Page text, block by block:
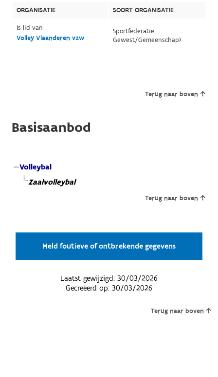
ORGANISATIE
SOORT ORGANISATIE
Is lid van
Volley Vlaanderen vzw
Sportfederatie
Gewest/Gemeenschap)
Terug naar boven
Basisaanbod
Volleybal
Zaalvolleybal
Terug naar boven
Meld foutieve of ontbrekende gegevens
Laatst gewijzigd: 30/03/2026
Gecreëerd op: 30/03/2026
Terug naar boven